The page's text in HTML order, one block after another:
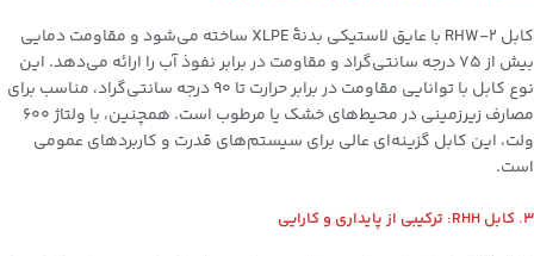
کابل RHW-2 با عایق لاستیکی بدنۀ XLPE ساخته می‌شود و مقاومت دمایی
بیش از 75 درجه سانتی‌گراد و مقاومت در برابر نفوذ آب را ارائه می‌دهد. این
نوع کابل با توانایی مقاومت در برابر حرارت تا 90 درجه سانتی‌گراد، مناسب برای
مصارف زیرزمینی در محیط‌های خشک یا مرطوب است. همچنین، با ولتاژ 600
ولت، این کابل گزینه‌ای عالی برای سیستم‌های قدرت و کاربردهای عمومی
است.
3. کابل RHH: ترکیبی از پایداری و کارایی